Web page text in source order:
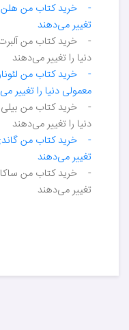
- خرید کتاب من هلن
تغییر می‌دهند
- خرید کتاب من
دنیا را تغییر می‌دهند
- خرید کتاب من
معمولی دنیا را تغییر
- خرید کتاب من
دنیا را تغییر می‌دهند
- خرید کتاب من
تغییر می‌دهند
- خرید کتاب من
تغییر می‌دهند